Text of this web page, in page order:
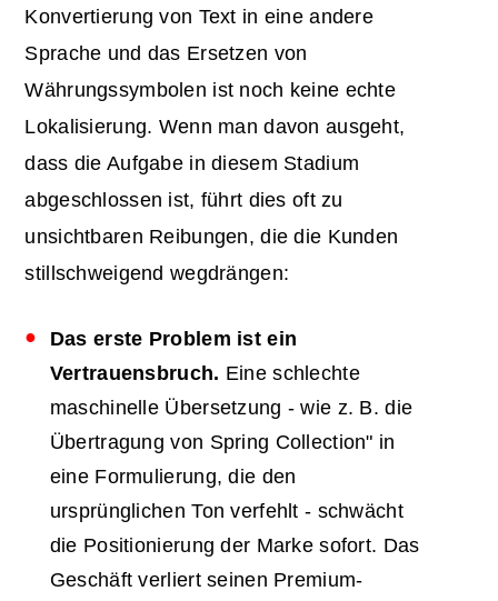
Konvertierung von Text in eine andere
Sprache und das Ersetzen von
Währungssymbolen ist noch keine echte
Lokalisierung. Wenn man davon ausgeht,
dass die Aufgabe in diesem Stadium
abgeschlossen ist, führt dies oft zu
unsichtbaren Reibungen, die die Kunden
stillschweigend wegdrängen:
Das erste Problem ist ein
Vertrauensbruch. Eine schlechte
maschinelle Übersetzung - wie z. B. die
Übertragung von Spring Collection" in
eine Formulierung, die den
ursprünglichen Ton verfehlt - schwächt
die Positionierung der Marke sofort. Das
Geschäft verliert seinen Premium-